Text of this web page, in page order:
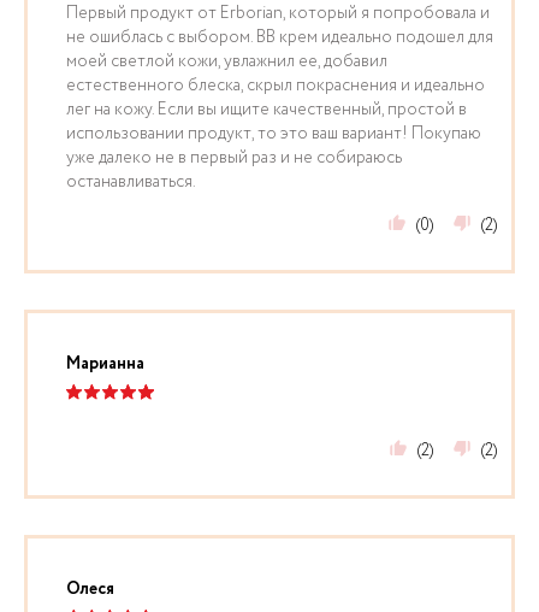
Первый продукт от Erborian, который я попробовала и
не ошиблась с выбором. BB крем идеально подошел для
моей светлой кожи, увлажнил ее, добавил
естественного блеска, скрыл покраснения и идеально
лег на кожу. Если вы ищите качественный, простой в
использовании продукт, то это ваш вариант! Покупаю
уже далеко не в первый раз и не собираюсь
останавливаться.
(0)
(2)
Марианна
(2) (2)
Олеся